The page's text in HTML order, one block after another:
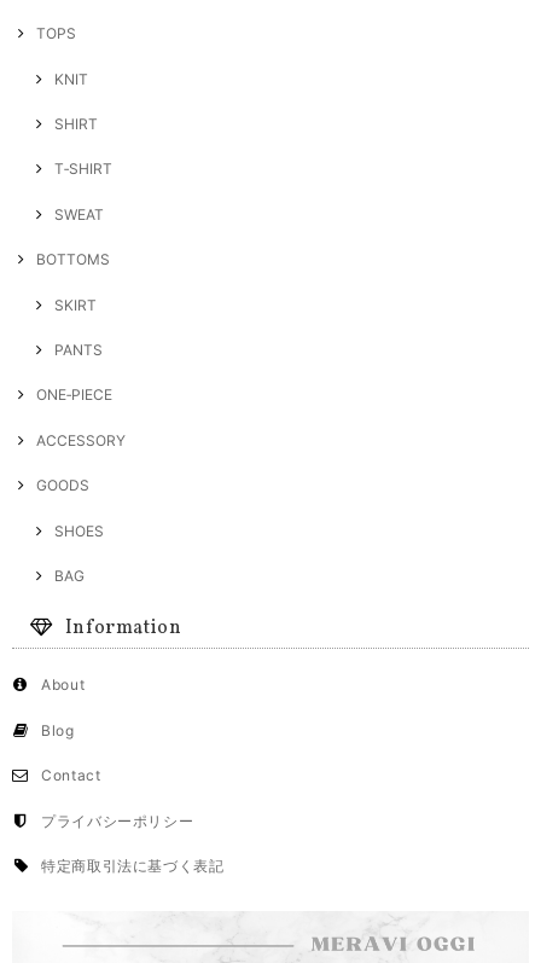
TOPS
KNIT
SHIRT
T‐SHIRT
SWEAT
BOTTOMS
SKIRT
PANTS
ONE‐PIECE
ACCESSORY
GOODS
SHOES
BAG
Information
About
Blog
Contact
プライバシーポリシー
特定商取引法に基づく表記